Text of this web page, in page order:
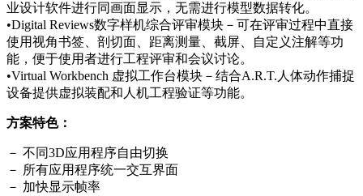
业设计软件进行同画面显示，无需进行模型数据转化。
•Digital Reviews数字样机综合评审模块－可在评审过程中直接
使用视角书签、剖切面、距离测量、截屏、自定义注解等功
能，便于使用者进行工程评审和会议讨论。
•Virtual Workbench 虚拟工作台模块－结合A.R.T.人体动作捕捉
设备提供虚拟装配和人机工程验证等功能。
方案特色：
－ 不同3D应用程序自由切换
－ 所有应用程序统一交互界面
－ 加快显示帧率